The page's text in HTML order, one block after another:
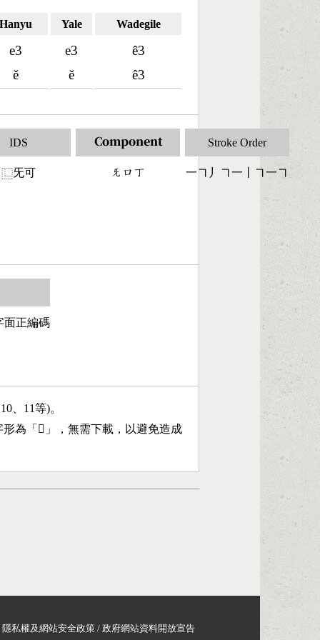
Hanyu Yale Wadegile
e3
ě
e3
ě
ê3
ê3
IDS
⿺旡可
Component
󶃇󶁶󶀟
Stroke Order
一㇕丿㇕一丨㇕一㇕
面正編碼
、11等)。
為「 𣄰 」，無需下載，以避免造成
隱私權及網站安全政策 /政府網站資料開放宣告